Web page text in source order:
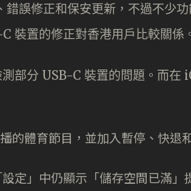
誤修正和保安更新，不過不少
裝置的修正對香港用戶比較關係
部分 USB-C 裝置的問題。而在
的體育節目，並加入暫停、快退
定」中仍顯示「儲存空間已滿」